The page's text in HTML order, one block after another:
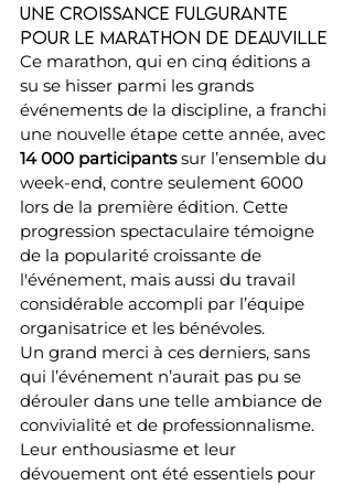
Une croissance fulgurante
pour le Marathon de Deauville
Ce marathon, qui en cinq éditions a
su se hisser parmi les grands
événements de la discipline, a franchi
une nouvelle étape cette année, avec
14 000 participants sur l’ensemble du
week-end, contre seulement 6000
lors de la première édition. Cette
progression spectaculaire témoigne
de la popularité croissante de
l'événement, mais aussi du travail
considérable accompli par l’équipe
organisatrice et les bénévoles.
Un grand merci à ces derniers, sans
qui l’événement n’aurait pas pu se
dérouler dans une telle ambiance de
convivialité et de professionnalisme.
Leur enthousiasme et leur
dévouement ont été essentiels pour